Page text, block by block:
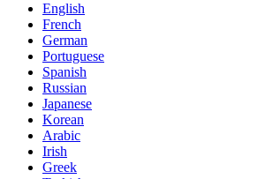
English
French
German
Portuguese
Spanish
Russian
Japanese
Korean
Arabic
Irish
Greek